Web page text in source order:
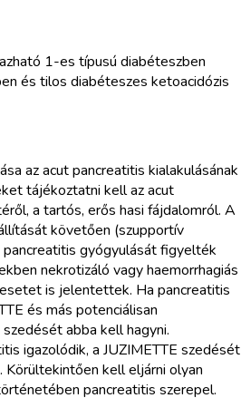
1-es típusú diabéteszben
és tilos diabéteszes ketoacidózis
az acut pancreatitis kialakulásának
tájékoztatni kell az acut
a tartós, erős hasi fájdalomról. A
követően (szupportív
gyógyulását figyelték
nekrotizáló vagy haemorrhagiás
is jelentettek. Ha pancreatitis
és más potenciálisan
abba kell hagyni.
igazolódik, a JUZIMETTE szedését
Körültekintően kell eljárni olyan
pancreatitis szerepel.